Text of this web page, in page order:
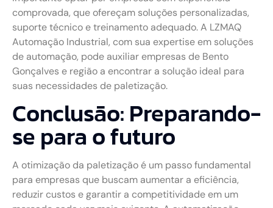
comprovada, que ofereçam soluções personalizadas,
suporte técnico e treinamento adequado. A LZMAQ
Automação Industrial, com sua expertise em soluções
de automação, pode auxiliar empresas de Bento
Gonçalves e região a encontrar a solução ideal para
suas necessidades de paletização.
Conclusão: Preparando-
se para o futuro
A otimização da paletização é um passo fundamental
para empresas que buscam aumentar a eficiência,
reduzir custos e garantir a competitividade em um